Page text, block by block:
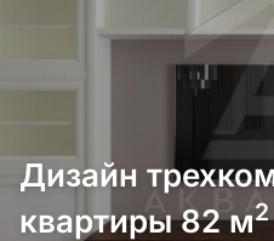
Дизайн
квартиры 82 м2